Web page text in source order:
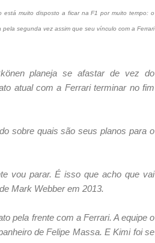
está muito disposto a ficar na F1 por muito tempo: o
segunda vez assim que seu vínculo com a Ferrari
planeja se afastar de vez do
atual com a Ferrari terminar no fim
sobre quais são seus planos para o
vou parar. É isso que acho que vai
Mark Webber em 2013.
pela frente com a Ferrari. A equipe o
de Felipe Massa. E Kimi foi se